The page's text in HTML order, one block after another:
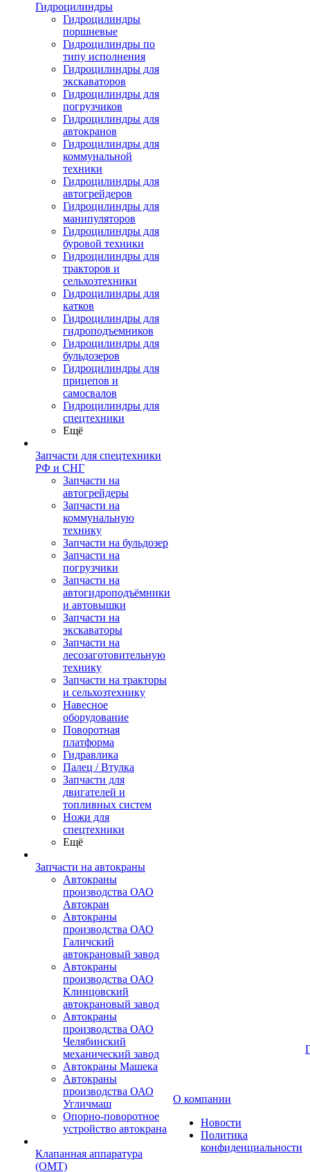
Гидроцилиндры
Гидроцилиндры
поршневые
Гидроцилиндры по
типу исполнения
Гидроцилиндры для
экскаваторов
Гидроцилиндры для
погрузчиков
Гидроцилиндры для
автокранов
Гидроцилиндры для
коммунальной
техники
Гидроцилиндры для
автогрейдеров
Гидроцилиндры для
манипуляторов
Гидроцилиндры для
буровой техники
Гидроцилиндры для
тракторов и
сельхозтехники
Гидроцилиндры для
катков
Гидроцилиндры для
гидроподъемников
Гидроцилиндры для
бульдозеров
Гидроцилиндры для
прицепов и
самосвалов
Гидроцилиндры для
спецтехники
Ещё
Запчасти для спецтехники
РФ и СНГ
Запчасти на
автогрейдеры
Запчасти на
коммунальную
технику
Запчасти на бульдозер
Запчасти на
погрузчики
Запчасти на
автогидроподъёмники
и автовышки
Запчасти на
экскаваторы
Запчасти на
лесозаготовительную
технику
Запчасти на тракторы
и сельхозтехнику
Навесное
оборудование
Поворотная
платформа
Гидравлика
Палец / Втулка
Запчасти для
двигателей и
топливных систем
Ножи для
спецтехники
Ещё
Запчасти на автокраны
Автокраны
производства ОАО
Автокран
Автокраны
производства ОАО
Галичский
автокрановый завод
Автокраны
производства ОАО
Клинцовский
автокрановый завод
Автокраны
производства ОАО
Челябинский
механический завод
Автокраны Машека
Автокраны
производства ОАО
Угличмаш
Опорно-поворотное
устройство автокрана
Клапанная аппаратура
(OMT)
О компании
Новости
Политика
конфиденциальности